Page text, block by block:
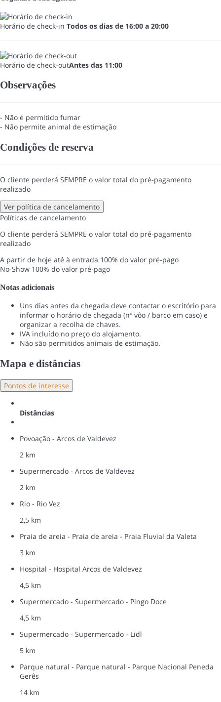
Horário de check-in Todos os dias de 16:00 a 20:00
Horário de check-outAntes das 11:00
Observações
- Não é permitido fumar
- Não permite animal de estimação
Condições de reserva
O cliente perderá SEMPRE o valor total do pré-pagamento
realizado
Ver política de cancelamento
Políticas de cancelamento
O cliente perderá SEMPRE o valor total do pré-pagamento
realizado
A partir de hoje até à entrada 100% do valor pré-pago
No-Show 100% do valor pré-pago
Notas adicionais
Uns dias antes da chegada deve contactar o escritório para
informar o horário de chegada (nº vôo / barco em caso) e
organizar a recolha de chaves.
IVA incluído no preço do alojamento.
Não são permitidos animais de estimação.
Mapa e distâncias
Pontos de interesse
Distâncias
Povoação - Arcos de Valdevez
2 km
Supermercado - Arcos de Valdevez
2 km
Rio - Rio Vez
2,5 km
Praia de areia - Praia de areia - Praia Fluvial da Valeta
3 km
Hospital - Hospital Arcos de Valdevez
4,5 km
Supermercado - Supermercado - Pingo Doce
4,5 km
Supermercado - Supermercado - Lidl
5 km
Parque natural - Parque natural - Parque Nacional Peneda
Gerês
14 km